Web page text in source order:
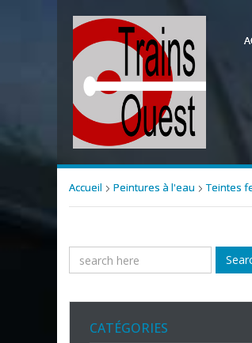
Accueil Peintures à l'eau Teintes
CATÉGORIES